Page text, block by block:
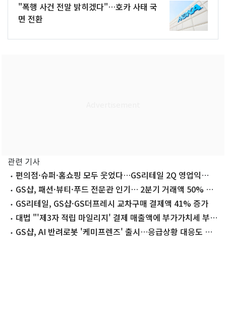
"폭행 사건 전말 밝히겠다"…호카 사태 국
면 전환
관련 기사
편의점·슈퍼·홈쇼핑 모두 웃었다…GS리테일 2Q 영업익
27.5%↑(상보)
GS샵, 패션·뷰티·푸드 전문관 인기… 2분기 거래액 50% 증
가 GS리테일, GS샵·GS더프레시 교차구매 결제액 41% 증가
대법 "'제3자 적립 마일리지' 결제 매출액에 부가가치세 부과
적법"
GS샵, AI 반려로봇 '케미프렌즈' 출시…응급상황 대응도 가